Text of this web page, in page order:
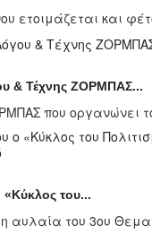
ετοιμάζεται και
& Τέχνης ΖΟΡΜΠΑΣ...
που οργανώνει
του...
αυλαία του 3ου